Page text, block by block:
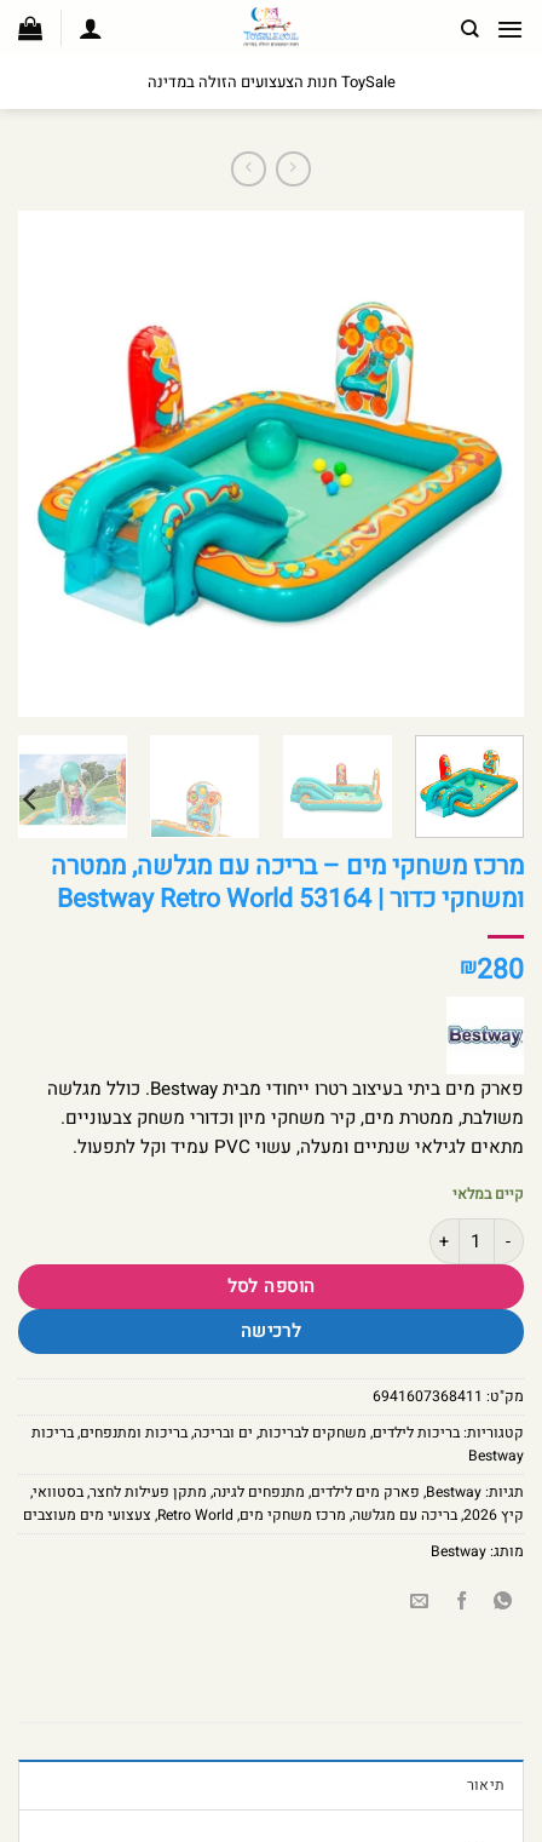
לתוכן
ToySale חנות הצעצועים הזולה במדינה
מרכז משחקי מים – בריכה עם מגלשה, ממטרה
ומשחקי כדור | Bestway Retro World 53164
₪280
פארק מים ביתי בעיצוב רטרו ייחודי מבית Bestway. כולל מגלשה
משולבת, ממטרת מים, קיר משחקי מיון וכדורי משחק צבעוניים.
מתאים לגילאי שנתיים ומעלה, עשוי PVC עמיד וקל לתפעול.
קיים במלאי
כמות של מרכז משחקי מים – בריכה עם מגלשה, ממטרה ומשחקי כדור | Bestway Retro World 53164
הוספה לסל
לרכישה
מק"ט: 6941607368411
קטגוריות:בריכות לילדים, משחקים לבריכות, ים ובריכה,בריכות ומתנפחים,בריכות
Bestway
תגיות:Bestway
, פארק מים לילדים, מתנפחים לגינה, מתקן פעילות לחצר,בסטוואי,
קיץ 2026
,בריכה עם מגלשה, מרכז משחקי מים,
Retro World
, צעצועי מים מעוצבים
מותג:Bestway
תיאור